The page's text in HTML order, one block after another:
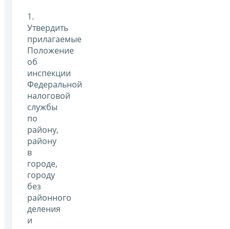
1.
Утвердить
прилагаемые
Положение
об
инспекции
Федеральной
налоговой
службы
по
району,
району
в
городе,
городу
без
районного
деления
и